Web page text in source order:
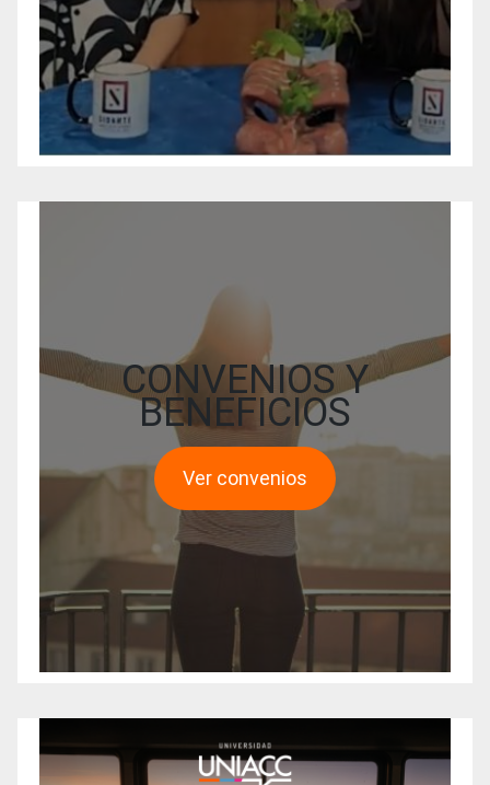
CONVENIOS Y
BENEFICIOS
Ver convenios